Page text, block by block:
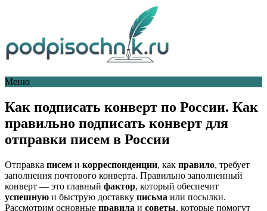
Меню
Как подписать конверт по России. Как
правильно подписать конверт для
отправки писем в России
Отправка писем и корреспонденции, как правило, требует
заполнения почтового конверта. Правильно заполненный
конверт — это главный фактор, который обеспечит
успешную и быструю доставку письма или посылки.
Рассмотрим основные правила и советы, которые помогут